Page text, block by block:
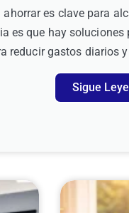
ahorrar es clave para
es que hay
reducir gastos diarios
Sigue